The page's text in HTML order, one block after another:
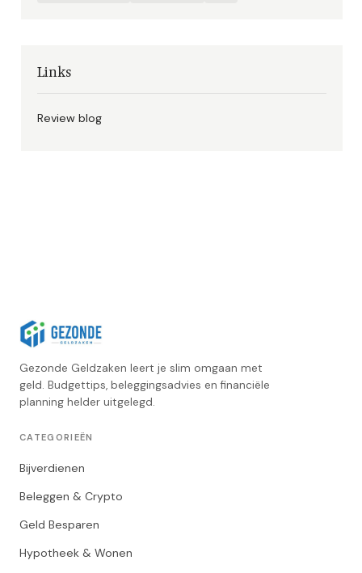
Links
Review blog
Gezonde Geldzaken leert je slim omgaan met
geld. Budgettips, beleggingsadvies en financiële
planning helder uitgelegd.
CATEGORIEËN
Bijverdienen
Beleggen & Crypto
Geld Besparen
Hypotheek & Wonen